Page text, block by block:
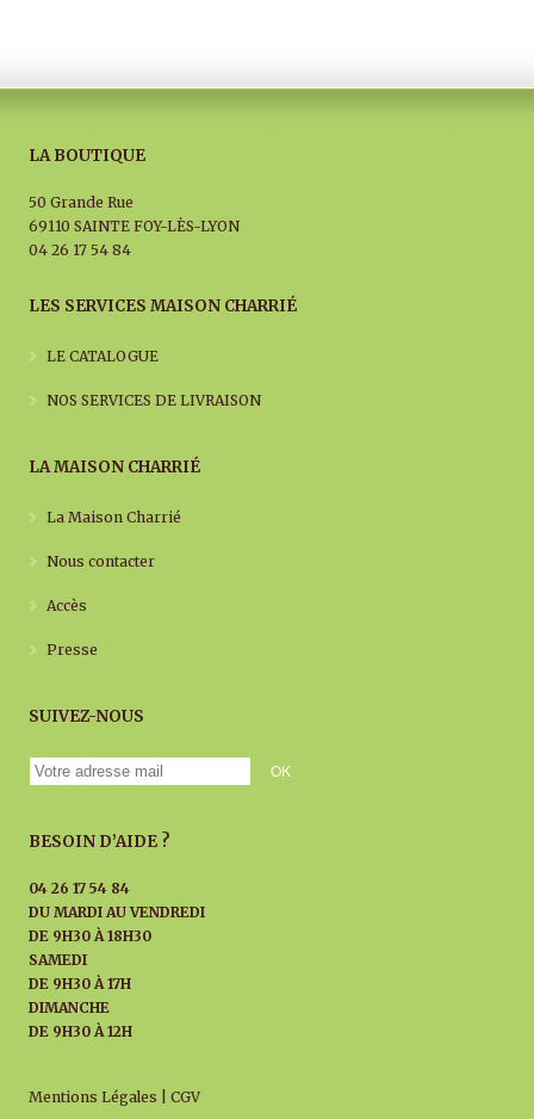
LA BOUTIQUE
50 Grande Rue
69110 SAINTE FOY-LÈS-LYON
04 26 17 54 84
LES SERVICES MAISON CHARRIÉ
LE CATALOGUE
NOS SERVICES DE LIVRAISON
LA MAISON CHARRIÉ
La Maison Charrié
Nous contacter
Accès
Presse
SUIVEZ-NOUS
BESOIN D’AIDE ?
04 26 17 54 84
DU MARDI AUVENDREDI
DE 9H30 À 18H30
SAMEDI
DE 9H30 À 17H
DIMANCHE
DE 9H30 À 12H
Mentions Légales CGV